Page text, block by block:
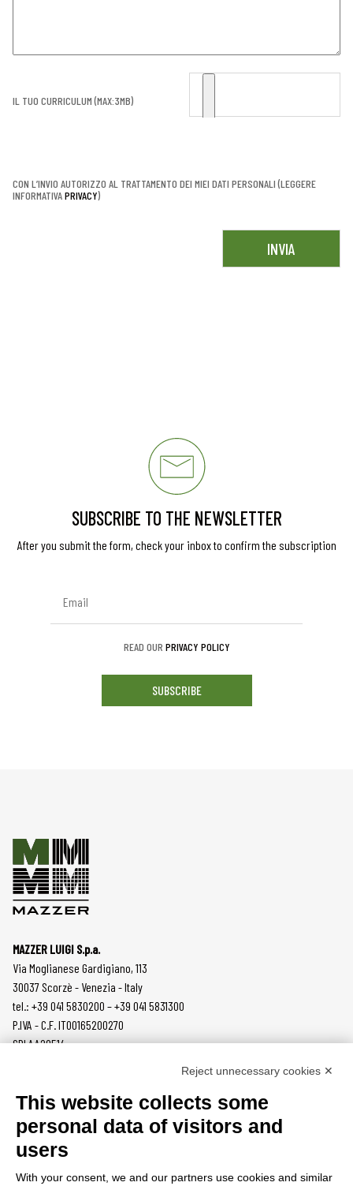
IL TUO CURRICULUM (MAX:3MB)
CON L’INVIO AUTORIZZO AL TRATTAMENTO DEI MIEI DATI PERSONALI (LEGGERE
INFORMATIVAPRIVACY)
SUBSCRIBE TO THE NEWSLETTER
After you submit the form, check your inbox to confirm the subscription
READ OUR PRIVACY POLICY
SUBSCRIBE
MAZZER LUIGI S.p.a.
Via Moglianese Gardigiano, 113
30037 Scorzè - Venezia - Italy
tel.: +39 041 5830200 – +39 041 5831300
P.IVA - C.F. IT00165200270
SDI AA2O514
COFFEE GRINDERS
ON DEMAND
DOSERS
COMPANY
NEWS
Reject unnecessary cookies ✕
This website collects some
personal data of visitors and
users
With your consent, we and our partners use cookies and similar